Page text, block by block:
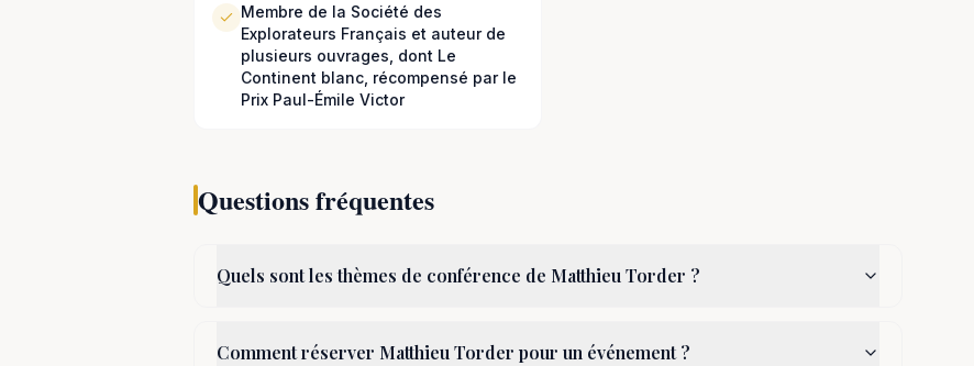
Membre de la Société des
Explorateurs Français et auteur de
plusieurs ouvrages, dont Le
Continent blanc, récompensé par le
Prix Paul-Émile Victor
Questions fréquentes
Quels sont les thèmes de conférence de Matthieu Torder ?
Comment réserver Matthieu Torder pour un événement ?